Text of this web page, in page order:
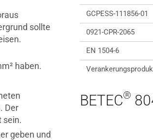
sollte
haben.
Der
sein.
geben und
GCPESS-111856-01
0921-CPR-2065
EN 1504-6
BETEC®